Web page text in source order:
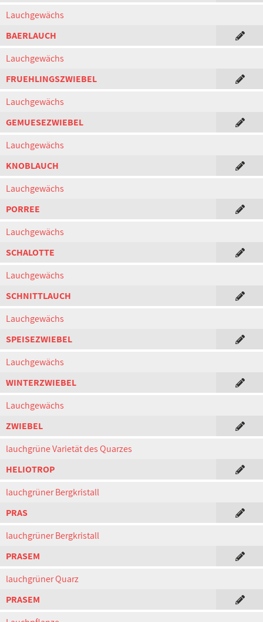
Lauchgewächs
BAERLAUCH
Lauchgewächs
FRUEHLINGSZWIEBEL
Lauchgewächs
GEMUESEZWIEBEL
Lauchgewächs
KNOBLAUCH
Lauchgewächs
PORREE
Lauchgewächs
SCHALOTTE
Lauchgewächs
SCHNITTLAUCH
Lauchgewächs
SPEISEZWIEBEL
Lauchgewächs
WINTERZWIEBEL
Lauchgewächs
ZWIEBEL
lauchgrüne Varietät des Quarzes
HELIOTROP
lauchgrüner Bergkristall
PRAS
lauchgrüner Bergkristall
PRASEM
lauchgrüner Quarz
PRASEM